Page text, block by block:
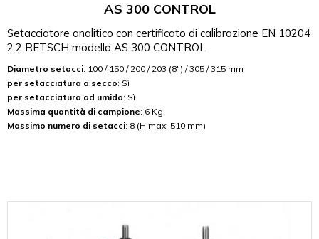
AS 300 CONTROL
Setacciatore analitico con certificato di calibrazione EN 10204
2.2 RETSCH modello AS 300 CONTROL
Diametro setacci: 100 / 150 / 200 / 203 (8") / 305 / 315 mm
per setacciatura a secco: Sì
per setacciatura ad umido: Sì
Massima quantità di campione: 6 Kg
Massimo numero di setacci: 8 (H.max. 510 mm)